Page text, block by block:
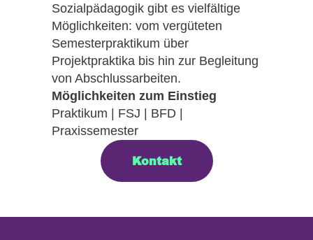
Sozialpädagogik gibt es vielfältige
Möglichkeiten: vom vergüteten
Semesterpraktikum über
Projektpraktika bis hin zur Begleitung
von Abschlussarbeiten.
Möglichkeiten zum Einstieg
Praktikum | FSJ | BFD |
Praxissemester
Kontakt